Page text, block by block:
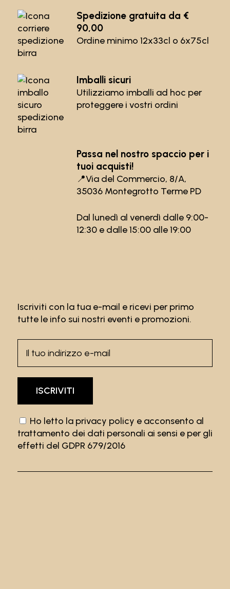
Spedizione gratuita da €
90,00
Ordine minimo 12x33cl o 6x75cl
Imballi sicuri
Utilizziamo imballi ad hoc per
proteggere i vostri ordini
Passa nel nostro spaccio per i
tuoi acquisti!
📍Via del Commercio, 8/A,
35036 Montegrotto Terme PD
Dal lunedì al venerdì dalle 9:00-
12:30 e dalle 15:00 alle 19:00
Iscriviti con la tua e-mail e ricevi per primo
tutte le info sui nostri eventi e promozioni.
Ho letto la privacy policy e acconsento al
trattamento dei dati personali ai sensi e per gli
effetti del GDPR 679/2016